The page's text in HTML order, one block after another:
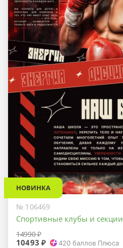
НОВИНКА
№ 106469
Спортивные клубы и секции
14990 ₽
10493 ₽ 420 баллов Плюса